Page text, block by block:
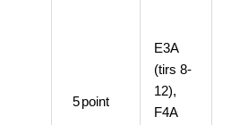
5point
E3A
(tirs 8-
12),
F4A